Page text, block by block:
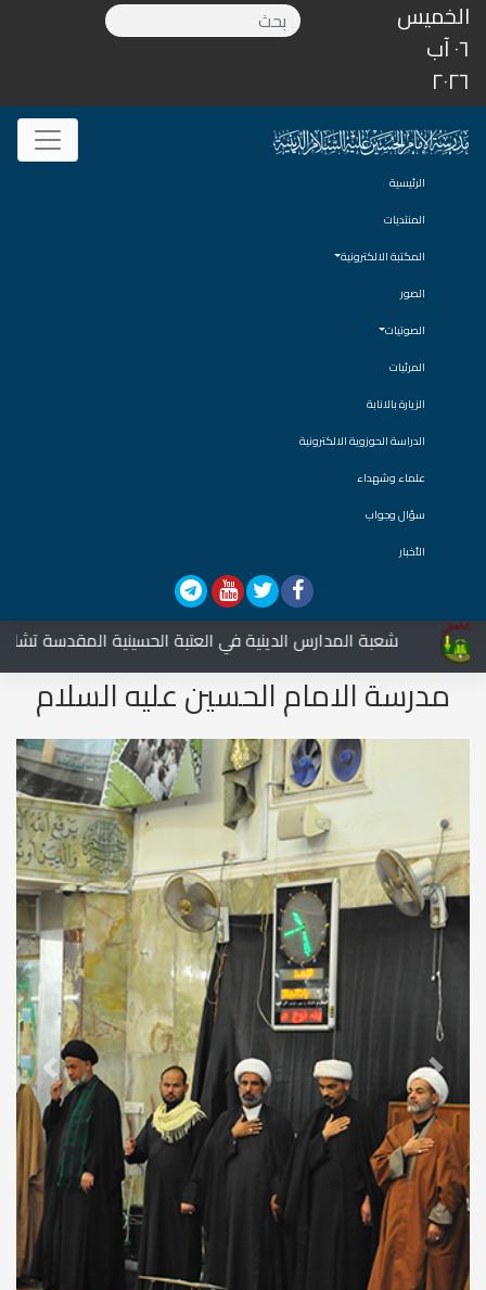
الخميس
٠٦ آب
٢٠٢٦
الرئيسية
المنتديات
المكتبة الالكترونية
الصور
الصوتيات
المرئيات
الزيارة بالانابة
الدراسة الحوزوية الالكترونية
علماء وشهداء
سؤال وجواب
الأخبار
شعبة المدارس الدينية في العتبة الحسينية المقدسة تشارك
مدرسة الامام الحسين عليه السلام
Next